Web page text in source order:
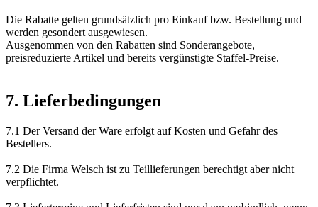
Die Rabatte gelten grundsätzlich pro Einkauf bzw. Bestellung und
werden gesondert ausgewiesen.
Ausgenommen von den Rabatten sind Sonderangebote,
preisreduzierte Artikel und bereits vergünstigte Staffel-Preise.
7. Lieferbedingungen
7.1 Der Versand der Ware erfolgt auf Kosten und Gefahr des
Bestellers.
7.2 Die Firma Welsch ist zu Teillieferungen berechtigt aber nicht
verpflichtet.